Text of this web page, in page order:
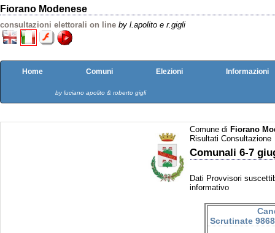
Fiorano Modenese
consultazioni elettorali on line by l.apolito e r.gigli
Home Comuni Elezioni Informazioni
by luciano apolito & roberto gigli
Comune di Fiorano
Risultati Consultazione
Comunali 6-7
Dati Provvisori
informativo
Scrutinate